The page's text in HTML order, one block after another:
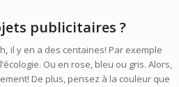
publicitaires ?
, il y en a des centaines! Par exemple
Ou en rose, bleu ou gris. Alors,
De plus, pensez à la couleur que